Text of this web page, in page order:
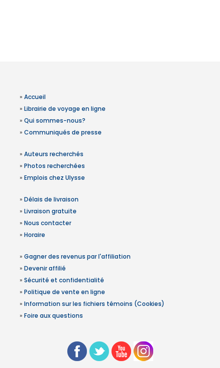
» Accueil
» Librairie de voyage en ligne
» Qui sommes-nous?
» Communiqués de presse
» Auteurs recherchés
» Photos recherchées
» Emplois chez Ulysse
» Délais de livraison
» Livraison gratuite
» Nous contacter
» Horaire
» Gagner des revenus par l'affiliation
» Devenir affilié
» Sécurité et confidentialité
» Politique de vente en ligne
» Information sur les fichiers témoins (Cookies)
» Foire aux questions